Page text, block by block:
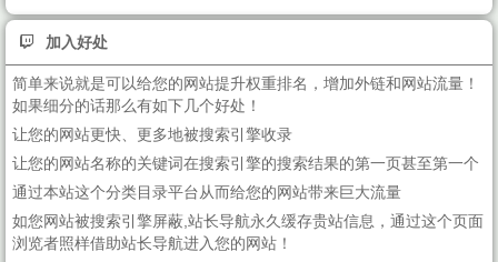
加入好处
简单来说就是可以给您的网站提升权重排名，增加外链和网站流量！
如果细分的话那么有如下几个好处！
让您的网站更快、更多地被搜索引擎收录
让您的网站名称的关键词在搜索引擎的搜索结果的第一页甚至第一个
通过本站这个分类目录平台从而给您的网站带来巨大流量
如您网站被搜索引擎屏蔽,站长导航永久缓存贵站信息，通过这个页面
浏览者照样借助站长导航进入您的网站！